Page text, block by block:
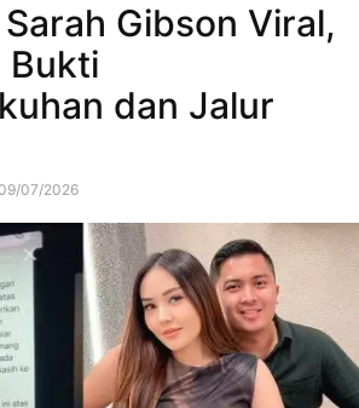
Gibson Viral,
Bukti
dan Jalur
07/2026